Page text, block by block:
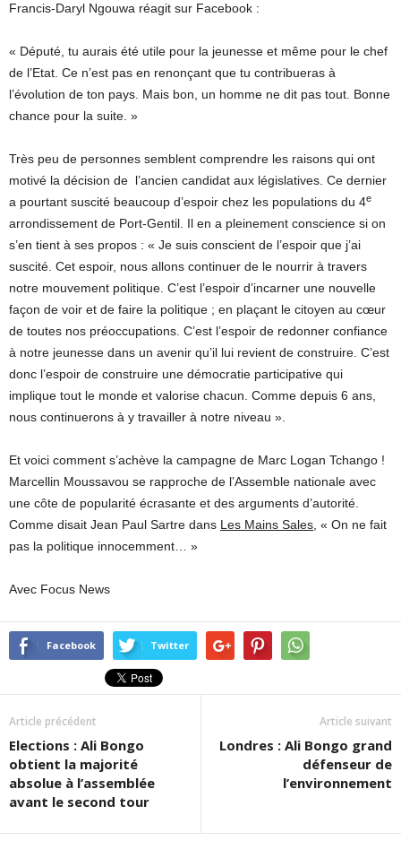
Francis-Daryl Ngouwa réagit sur Facebook :
« Député, tu aurais été utile pour la jeunesse et même pour le chef
de l’Etat. Ce n’est pas en renonçant que tu contribueras à
l’évolution de ton pays. Mais bon, un homme ne dit pas tout. Bonne
chance pour la suite. »
Très peu de personnes semblent comprendre les raisons qui ont
motivé la décision de l’ancien candidat aux législatives. Ce dernier
a pourtant suscité beaucoup d’espoir chez les populations du 4e
arrondissement de Port-Gentil. Il en a pleinement conscience si on
s’en tient à ses propos : « Je suis conscient de l’espoir que j’ai
suscité. Cet espoir, nous allons continuer de le nourrir à travers
notre mouvement politique. C’est l’espoir d’incarner une nouvelle
façon de voir et de faire la politique ; en plaçant le citoyen au cœur
de toutes nos préoccupations. C’est l’espoir de redonner confiance
à notre jeunesse dans un avenir qu’il lui revient de construire. C’est
donc l’espoir de construire une démocratie participative qui
implique tout le monde et valorise chacun. Comme depuis 6 ans,
nous continuerons à y travailler à notre niveau ».
Et voici comment s’achève la campagne de Marc Logan Tchango !
Marcellin Moussavou se rapproche de l’Assemble nationale avec
une côte de popularité écrasante et des arguments d’autorité.
Comme disait Jean Paul Sartre dans Les Mains Sales, « On ne fait
pas la politique innocemment… »
Avec Focus News
Facebook Twitter
Article précédent
Elections : Ali Bongo
obtient la majorité
absolue à l’assemblée
avant le second tour
Article suivant
Londres : Ali Bongo grand
défenseur de
l’environnement